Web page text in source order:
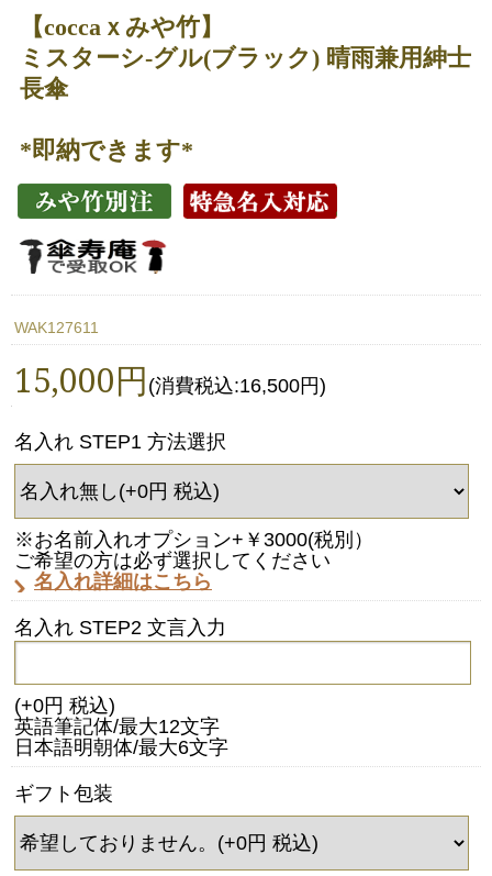
【coccaｘみや竹】
ミスターシ-グル(ブラック) 晴雨兼用紳士
長傘
*即納できます*
WAK127611
15,000円 (消費税込:16,500円)
名入れ STEP1 方法選択
※お名前入れオプション+￥3000(税別）
ご希望の方は必ず選択してください
名入れ詳細はこちら
名入れ STEP2 文言入力
(+0円 税込)
英語筆記体/最大12文字
日本語明朝体/最大6文字
ギフト包装